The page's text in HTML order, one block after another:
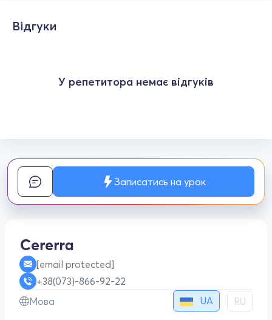
Відгуки
У репетитора немає відгуків
Записатись на урок
[email protected]
+38(073)-866-92-22
Мова
UA RU